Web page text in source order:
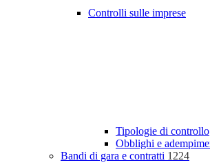
Controlli sulle imprese
Tipologie di controllo
Obblighi e
Bandi di gara e contratti 1224